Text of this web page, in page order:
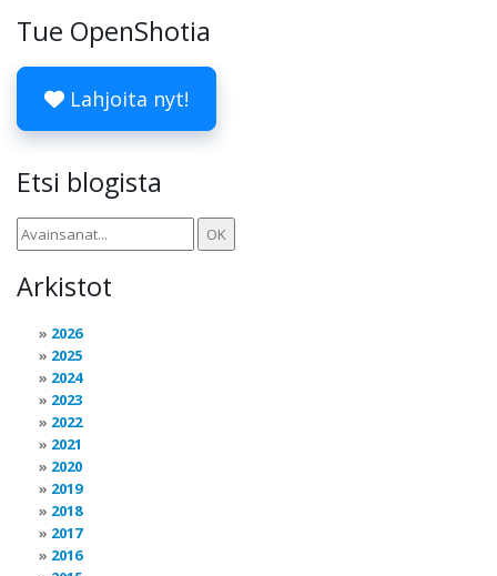
Tue OpenShotia
Lahjoita nyt!
Etsi blogista
Arkistot
2026
2025
2024
2023
2022
2021
2020
2019
2018
2017
2016